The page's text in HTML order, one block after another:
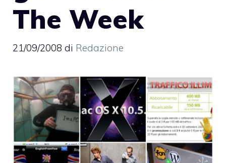
The Week
21/09/2008 di Redazione